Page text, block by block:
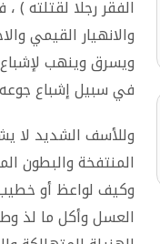
الفقر رجلا لقتلته )
والانهيار القيمي
ويسرق وينهب
في سبيل إشباع
وللأسف الشديد لا
المنتفخة والبطون
وكيف لواعظ أو خطيب
العسل وأكل ما لذ